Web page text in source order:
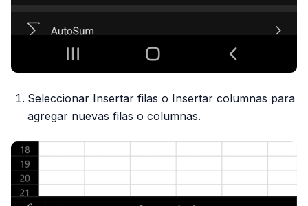
Seleccionar Insertar filas o Insertar columnas para
agregar nuevas filas o columnas.